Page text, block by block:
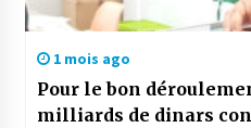
1 mois ago
Pour le bon
milliards de dinars